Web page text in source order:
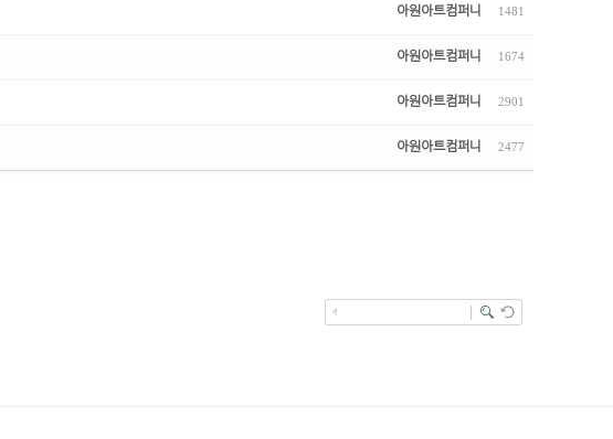
아원아트컴퍼니 1481
아원아트컴퍼니 1674
아원아트컴퍼니 2901
아원아트컴퍼니 2477